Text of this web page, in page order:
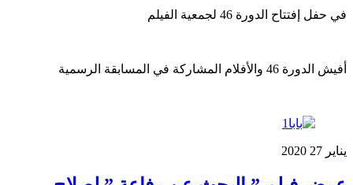
في حفل إفتتاح الدورة 46 لجمعية الفيلم
أفيش الدورة 46 والأفلام المشاركة في المسابقة الرسمية
يناير 27
2020